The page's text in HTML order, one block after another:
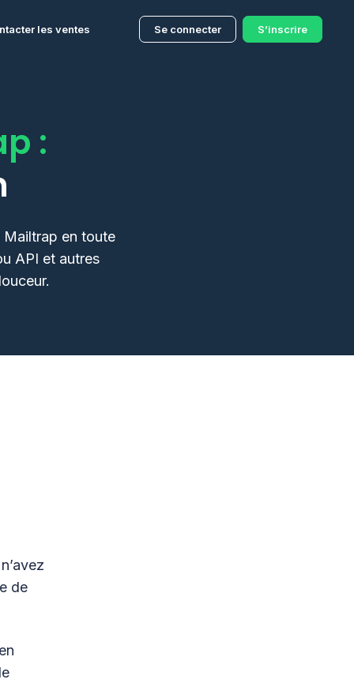
les ventes Se connecter S’inscrire
:
Mailtrap en toute
API et autres
de